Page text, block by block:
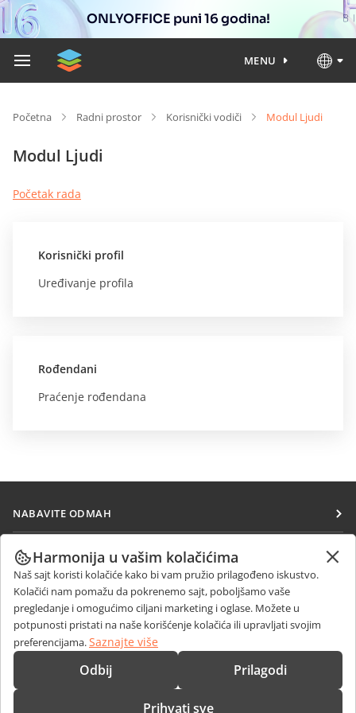
ONLYOFFICE puni 16 godina!
MENU
Početna Radni prostor Korisnički vodiči Modul Ljudi
Modul Ljudi
Početak rada
Korisnički profil
Uređivanje profila
Rođendani
Praćenje rođendana
NABAVITE ODMAH
Docs
DocSpace
Workspace
Konektori
Desktop aplikacije
Mobilne aplikacije
SARAĐUJTE
Za doprinosioce
Za prevodioce
Za influensere
Slobodna radna mesta
PRIMAJTE VESTI
Blog
DOBIJTE POMOĆ
Forum
KONTAKTIRAJTE NAS
Pitanja o prodaji
sales@onlyoffice.com
Harmonija u vašim kolačićima
Naš sajt koristi kolačiće kako bi vam pružio prilagođeno iskustvo.
Kolačići nam pomažu da pokrenemo sajt, poboljšamo vaše
pregledanje i omogućimo ciljani marketing i oglase. Možete u
potpunosti pristati na naše korišćenje kolačića ili upravljati svojim
preferencijama.Saznajte više
Odbij Prilagodi
Prihvati sve